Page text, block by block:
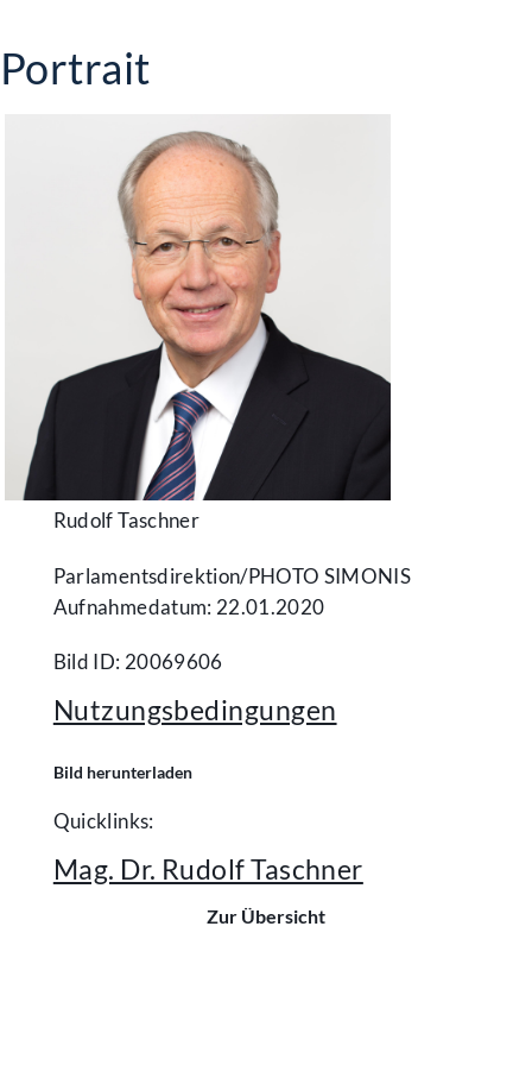
Portrait
Rudolf Taschner
Parlamentsdirektion/​PHOTO SIMONIS
Aufnahmedatum: 22.01.2020
Bild ID: 20069606
Nutzungsbedingungen
Bild herunterladen
Quicklinks:
Mag. Dr. Rudolf Taschner
Zur Übersicht